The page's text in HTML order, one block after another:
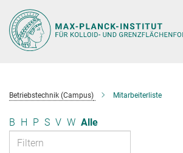
Hauptinhalt
Betriebstechnik (Campus) Mitarbeiterliste
B H P S V W Alle